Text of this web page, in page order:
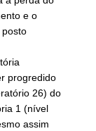
e o
progredido
26) do
1 (nível
assim